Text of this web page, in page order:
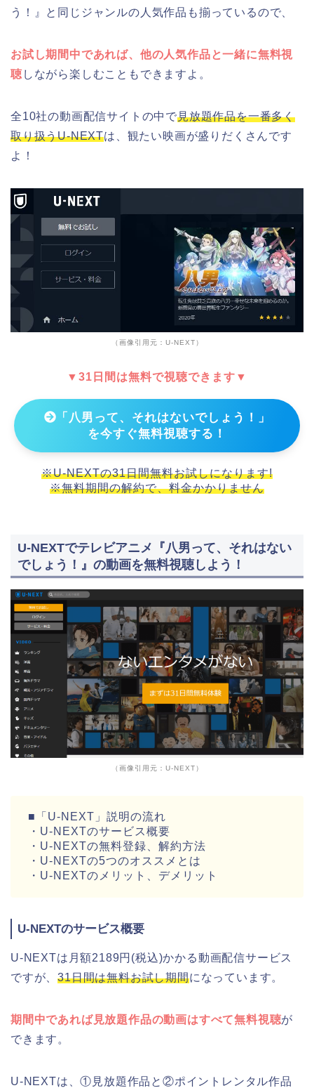
う！』と同じジャンルの人気作品も揃っているので、
お試し期間中であれば、他の人気作品と一緒に無料視
聴 しながら楽しむこともできますよ。
全10社の動画配信サイトの中で見放題作品を一番多く
取り扱うU-NEXTは、観たい映画が盛りだくさんです
よ！
（画像引用元：U-NEXT）
▼31日間は無料で視聴できます▼
「八男って、それはないでしょう！」
を今すぐ無料視聴する！
※U-NEXTの31日間無料お試しになります!
※無料期間の解約で、料金かかりません
U-NEXTでテレビアニメ『八男って、それはない
でしょう！』の動画を無料視聴しよう！
（画像引用元：U-NEXT）
■「U-NEXT」説明の流れ
・U-NEXTのサービス概要
・U-NEXTの無料登録、解約方法
・U-NEXTの5つのオススメとは
・U-NEXTのメリット、デメリット
U-NEXTのサービス概要
U-NEXTは月額2189円(税込)かかる動画配信サービス
ですが、31日間は無料お試し期間になっています。
期間中であれば見放題作品の動画はすべて無料視聴が
できます。
U-NEXTは、①見放題作品と②ポイントレンタル作品